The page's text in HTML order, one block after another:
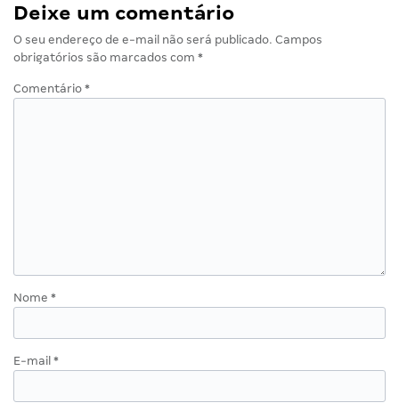
Deixe um comentário
O seu endereço de e-mail não será publicado. Campos
obrigatórios são marcados com *
Comentário *
Nome *
E-mail *